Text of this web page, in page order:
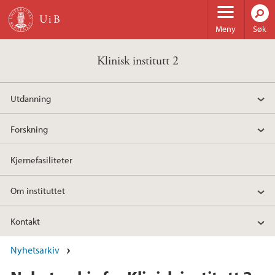
Hopp til hovedinnhold
Meny Søk
Klinisk institutt 2
Utdanning
Forskning
Kjernefasiliteter
Om instituttet
Kontakt
Nyhetsarkiv